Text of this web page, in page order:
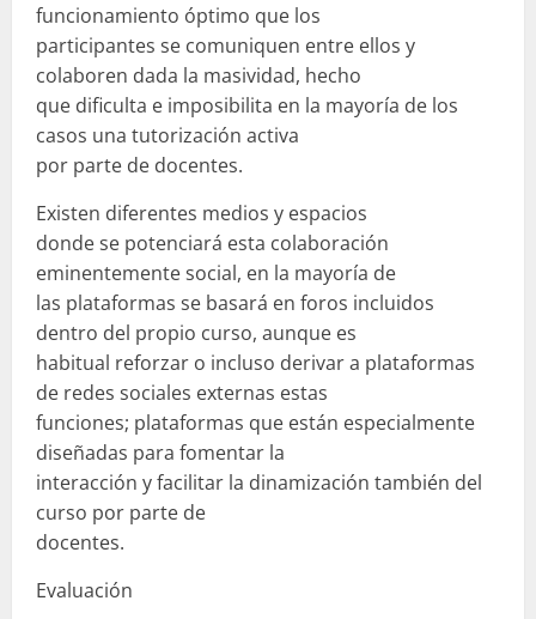
funcionamiento óptimo que los
participantes se comuniquen entre ellos y
colaboren dada la masividad, hecho
que dificulta e imposibilita en la mayoría de los
casos una tutorización activa
por parte de docentes.
Existen diferentes medios y espacios
donde se potenciará esta colaboración
eminentemente social, en la mayoría de
las plataformas se basará en foros incluidos
dentro del propio curso, aunque es
habitual reforzar o incluso derivar a plataformas
de redes sociales externas estas
funciones; plataformas que están especialmente
diseñadas para fomentar la
interacción y facilitar la dinamización también del
curso por parte de
docentes.
Evaluación